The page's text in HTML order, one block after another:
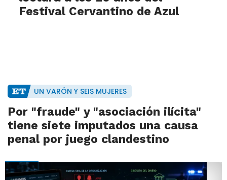
Festival Cervantino de Azul
UN VARÓN Y SEIS MUJERES
Por "fraude" y "asociación ilícita"
tiene siete imputados una causa
penal por juego clandestino